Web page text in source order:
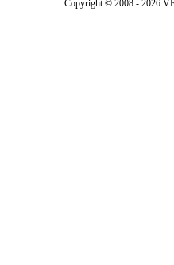
Copyright © 2008 - 2026